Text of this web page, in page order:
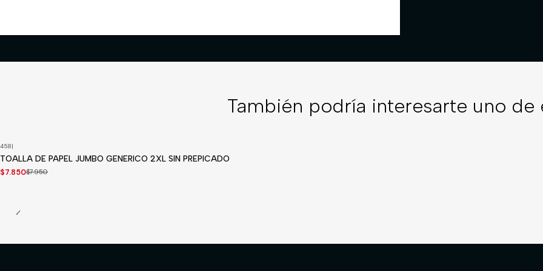
También podría interesarte uno de
458|
TOALLA DE PAPEL JUMBO GENERICO 2XL SIN PREPICADO
$7.850$7.950